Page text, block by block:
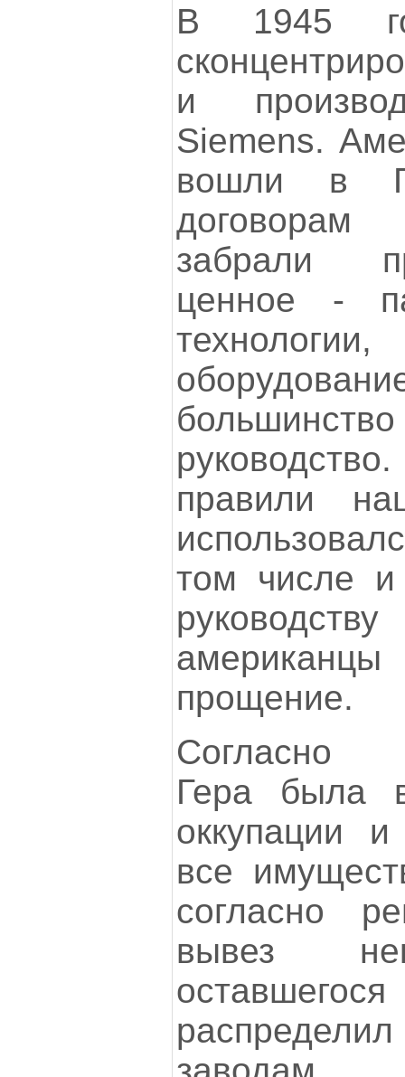
В 1945
и
Siemens.
вошли в
забрали
ценное -
правили
том числе
прощение.
Согласно
Гера была
оккупации
все
согласно
вывез